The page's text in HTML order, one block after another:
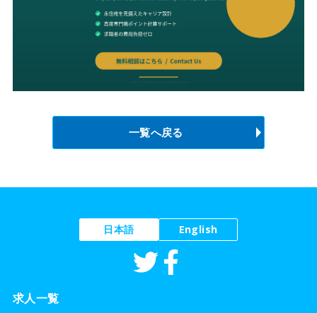
一覧へ戻る
日本語 English
求人一覧